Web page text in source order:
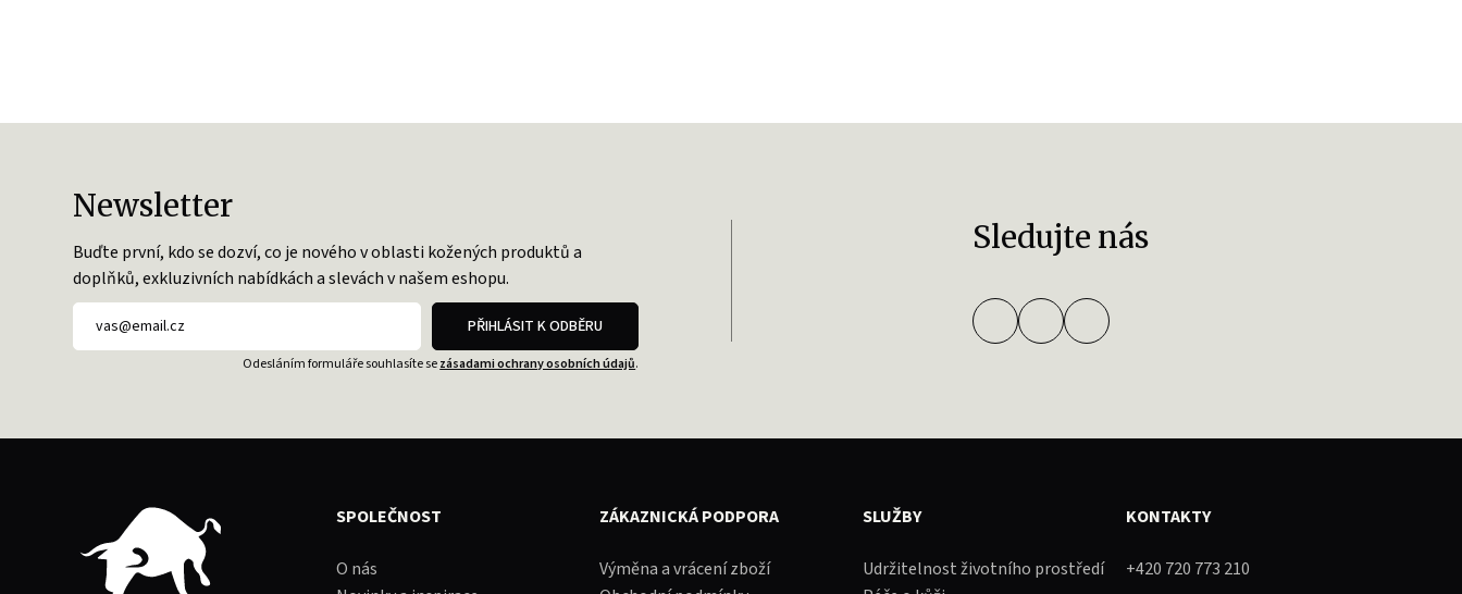
Newsletter
Buďte první, kdo se dozví, co je nového v oblasti kožených produktů a
doplňků, exkluzivních nabídkách a slevách v našem eshopu.
PŘIHLÁSIT K ODBĚRU
Odesláním formuláře souhlasíte sezásadami ochrany osobních údajů.
Sledujte nás
SPOLEČNOST
O nás
ZÁKAZNICKÁ PODPORA
Výměna a vrácení zboží
SLUŽBY
Udržitelnost životního prostředí
KONTAKTY
+420 720 773 210